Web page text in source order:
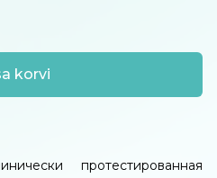
korvi
протестированная